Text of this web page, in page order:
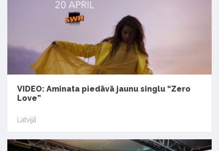
VIDEO: Aminata piedāvā jaunu singlu “Zero
Love”
Latvijā